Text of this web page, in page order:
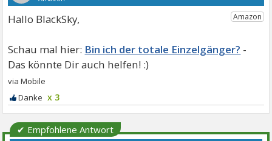
Hallo BlackSky,
Bin ich der totale Einzelgänger?
x 3
✔ Empfohlene Antwort